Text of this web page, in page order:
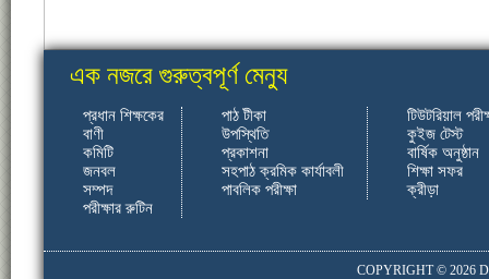
এক নজরে গুরুত্বপূর্ণ মেন্যু
প্রধান শিক্ষকের
বাণী
কমিটি
জনবল
সম্পদ
পরীক্ষার রুটিন
পাঠ টীকা
উপস্থিতি
প্রকাশনা
সহপাঠ ক্রমিক কার্যাবলী
পাবলিক পরীক্ষা
টিউটরিয়াল
কুইজ টেস্ট
বার্ষিক অনুষ্ঠান
শিক্ষা সফর
ক্রীড়া
COPYRIGHT © 2026